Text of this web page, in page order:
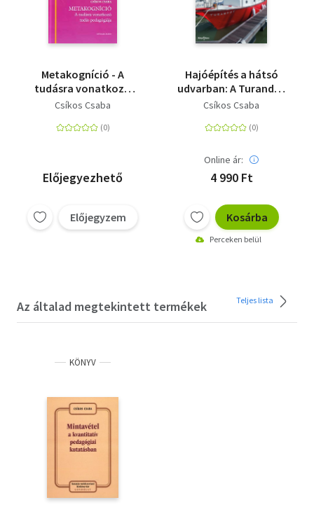
Metakogníció - A
tudásra vonatkozó
tudás pedagógiája
Csíkos Csaba
Előjegyezhető
Előjegyzem
Hajóépítés a hátsó
udvarban: A Turandot
vitorlás építésének
Csíkos Csaba
Online ár:
4 990 Ft
Kosárba
Perceken belül
Az általad megtekintett termékek Teljes lista
KÖNYV